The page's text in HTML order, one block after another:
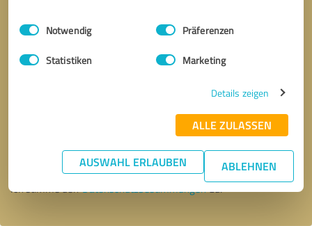
Impressum Datenschutzbestimmungen
Einwilligungsauswahl
Notwendig Präferenzen
Statistiken Marketing
Details zeigen
ALLE ZULASSEN
AUSWAHL ERLAUBEN ABLEHNEN
* Erforderliche Angaben
Nachricht senden
Ich stimme denDatenschutzbestimmungenzu.